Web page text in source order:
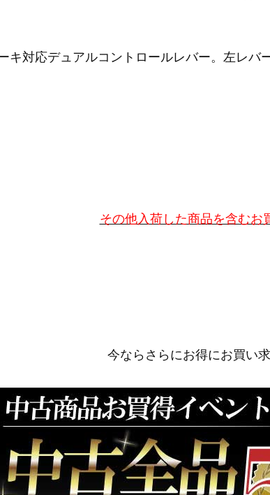
キ対応デュアルコントロールレバー。左レ
その他入荷した商品を含むお
今ならさらにお得にお買い